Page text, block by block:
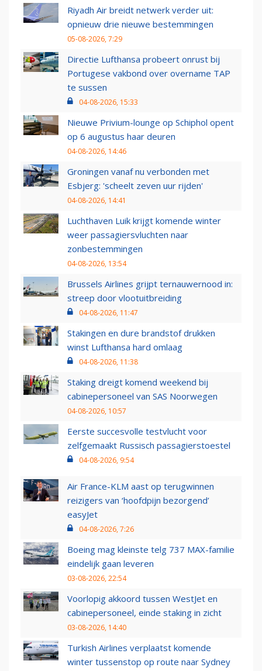
Riyadh Air breidt netwerk verder uit:
opnieuw drie nieuwe bestemmingen
05-08-2026, 7:29
Directie Lufthansa probeert onrust bij
Portugese vakbond over overname TAP
te sussen
04-08-2026, 15:33
Nieuwe Privium-lounge op Schiphol opent
op 6 augustus haar deuren
04-08-2026, 14:46
Groningen vanaf nu verbonden met
Esbjerg: 'scheelt zeven uur rijden'
04-08-2026, 14:41
Luchthaven Luik krijgt komende winter
weer passagiersvluchten naar
zonbestemmingen
04-08-2026, 13:54
Brussels Airlines grijpt ternauwernood in:
streep door vlootuitbreiding
04-08-2026, 11:47
Stakingen en dure brandstof drukken
winst Lufthansa hard omlaag
04-08-2026, 11:38
Staking dreigt komend weekend bij
cabinepersoneel van SAS Noorwegen
04-08-2026, 10:57
Eerste succesvolle testvlucht voor
zelfgemaakt Russisch passagierstoestel
04-08-2026, 9:54
Air France-KLM aast op terugwinnen
reizigers van ‘hoofdpijn bezorgend’
easyJet
04-08-2026, 7:26
Boeing mag kleinste telg 737 MAX-familie
eindelijk gaan leveren
03-08-2026, 22:54
Voorlopig akkoord tussen WestJet en
cabinepersoneel, einde staking in zicht
03-08-2026, 14:40
Turkish Airlines verplaatst komende
winter tussenstop op route naar Sydney